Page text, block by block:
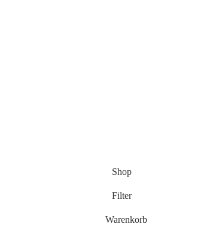
Shop
Filter
Warenkorb